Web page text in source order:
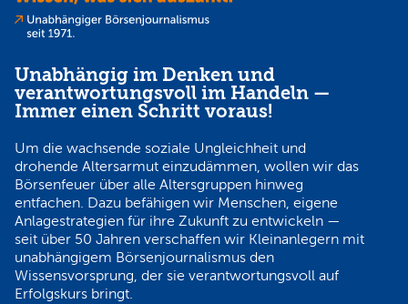
Unabhängig im Denken und
verantwortungsvoll im Handeln —
Immer einen Schritt voraus!
Um die wachsende soziale Ungleichheit und
drohende Altersarmut einzudämmen, wollen wir das
Börsenfeuer über alle Altersgruppen hinweg
entfachen. Dazu befähigen wir Menschen, eigene
Anlagestrategien für ihre Zukunft zu entwickeln —
seit über 50 Jahren verschaffen wir Kleinanlegern mit
unabhängigem Börsenjournalismus den
Wissensvorsprung, der sie verantwortungsvoll auf
Erfolgskurs bringt.